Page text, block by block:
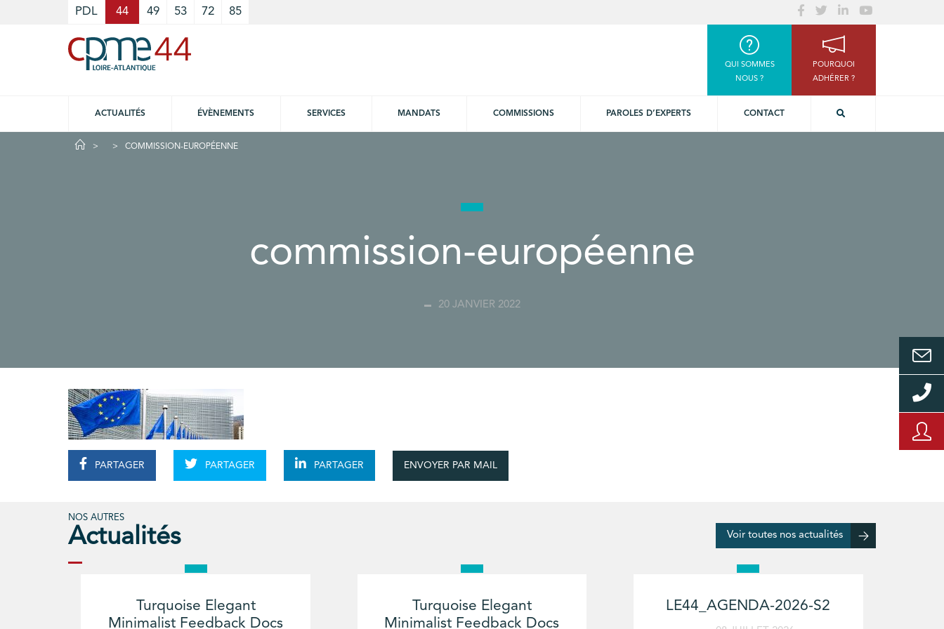
PDL 44 49 53 72 85
QUI SOMMES
NOUS ?
POURQUOI
ADHÉRER ?
ACTUALITÉS ÉVÈNEMENTS SERVICES MANDATS COMMISSIONS PAROLES D’EXPERTS CONTACT
COMMISSION-EUROPÉENNE
commission-européenne
20 JANVIER 2022
PARTAGER PARTAGER PARTAGER ENVOYER PAR MAIL
NOS AUTRES
Actualités Voir toutes nos actualités
Turquoise Elegant
Minimalist Feedback Docs
Turquoise Elegant
Minimalist Feedback Docs
LE44_AGENDA-2026-S2
Cookies management panel